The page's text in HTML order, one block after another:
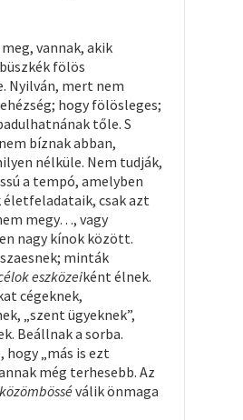
vannak, akik
fölös
Nyilván, mert nem
hogy fölösleges;
tőle. S
bíznak abban,
nélküle. Nem tudják,
a tempó, amelyben
életfeladataik, csak azt
megy…, vagy
nagy kínok között.
minták
eszközeiként élnek.
cégeknek,
„szent ügyeknek”,
Beállnak a sorba.
„más is ezt
még terhesebb. Az
közömbösséválik önmaga